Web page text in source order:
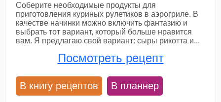
Соберите необходимые продукты для
приготовления куриных рулетиков в аэрогриле. В
качестве начинки можно включить фантазию и
выбрать тот вариант, который больше нравится
вам. Я предлагаю свой вариант: сыры рикотта и...
Посмотреть рецепт
В книгу рецептов В планнер